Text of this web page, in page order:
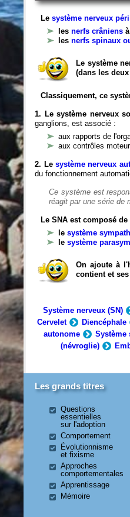
Lesystème nerveux
lesnerfs crâniens
lesnerfs spinaux
Le système
(dans les
Classiquement, ce
1. Le système nerveux
ganglions, est associé :
aux rapports de
aux contrôles
2. Le système nerveux
du fonctionnement
Ce système est
réagit par une série de
Le SNA est composé
lesystème
lesystème
On ajoute à
contient et
Système nerveux (SN)
Cervelet
Diencéphale
autonome
Système
(névroglie)
Les grands titres
Questions
essentielles
sur l'adoption
Comportement
Évolutionnisme
et fixisme
Approches
comportementales
Apprentissage
Mémoire